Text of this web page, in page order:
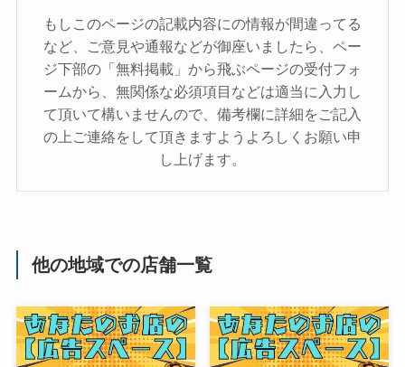
もしこのページの記載内容にの情報が間違ってる
など、ご意見や通報などが御座いましたら、ペー
ジ下部の「無料掲載」から飛ぶページの受付フォ
ームから、無関係な必須項目などは適当に入力し
て頂いて構いませんので、備考欄に詳細をご記入
の上ご連絡をして頂きますようよろしくお願い申
し上げます。
他の地域での店舗一覧